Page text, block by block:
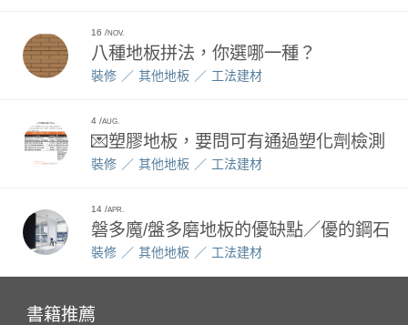
16 NOV.
八種地板拼法，你選哪一種？
裝修 其他地板 工法建材
4 AUG.
💌塑膠地板，要問可有通過塑化劑檢測
裝修 其他地板 工法建材
14 APR.
磐多魔/盤多磨地板的優缺點／優的鋼石
裝修 其他地板 工法建材
書籍推薦